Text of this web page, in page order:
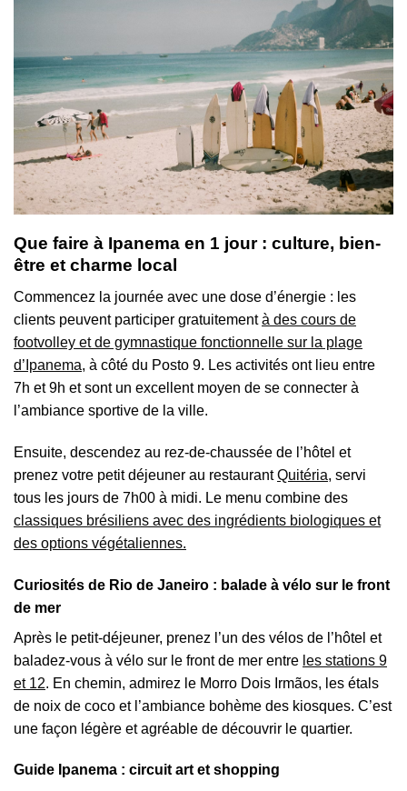
Que faire à Ipanema en 1 jour : culture, bien-
être et charme local
Commencez la journée avec une dose d’énergie : les
clients peuvent participer gratuitementà des cours de
footvolley et de gymnastique fonctionnelle sur la plage
d’Ipanema, à côté du Posto 9. Les activités ont lieu entre
7h et 9h et sont un excellent moyen de se connecter à
l’ambiance sportive de la ville.
Ensuite, descendez au rez-de-chaussée de l’hôtel et
prenez votre petit déjeuner au restaurantQuitéria, servi
tous les jours de 7h00 à midi. Le menu combine des
classiques brésiliens avec des ingrédients biologiques et
des options végétaliennes.
Curiosités de Rio de Janeiro : balade à vélo sur le front
de mer
Après le petit-déjeuner, prenez l’un des vélos de l’hôtel et
baladez-vous à vélo sur le front de mer entre les stations 9
et 12. En chemin, admirez le Morro Dois Irmãos, les étals
de noix de coco et l’ambiance bohème des kiosques. C’est
une façon légère et agréable de découvrir le quartier.
Guide Ipanema : circuit art et shopping